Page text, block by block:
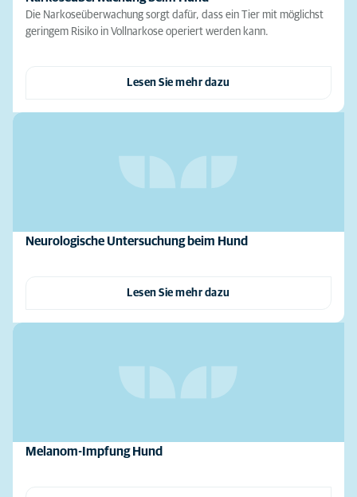
Die Narkoseüberwachung sorgt dafür, dass ein Tier mit möglichst
geringem Risiko in Vollnarkose operiert werden kann.
Lesen Sie mehr dazu
Neurologische Untersuchung beim Hund
Lesen Sie mehr dazu
Melanom-Impfung Hund